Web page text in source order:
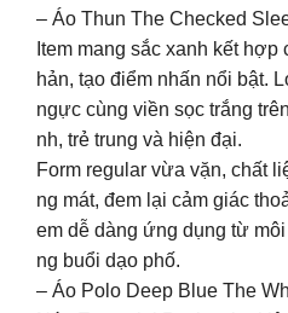
– Áo Thun The Checked
Item mang sắc xanh kết
hản, tạo điểm nhấn nổi bật.
ngực cùng viền sọc trắng
nh, trẻ trung và hiện đại.
Form regular vừa vặn, chất
ng mát, đem lại cảm giác
em dễ dàng ứng dụng từ
ng buổi dạo phố.
– Áo Polo Deep Blue The